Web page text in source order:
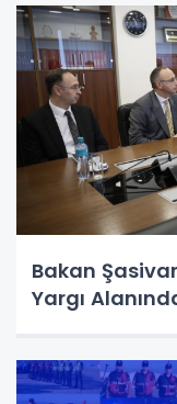
Bakan
Yargı